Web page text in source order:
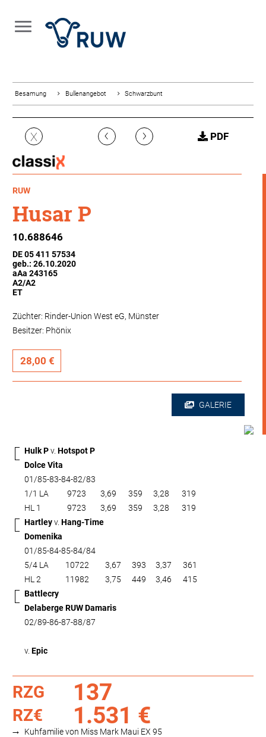
Besamung Bullenangebot Schwarzbunt
X ‹ › PDF
RUW
Husar P
10.688646
DE 05 411 57534
geb.: 26.10.2020
aAa 243165
A2/A2
ET
Züchter: Rinder-Union West eG, Münster
Besitzer: Phönix
28,00 €
GALERIE
Hulk Pv. Hotspot P
Dolce Vita
01/85-83-84-82/83
1/1 LA
9723 3,69 359 3,28
319
HL 1
9723 3,69 359 3,28
319
Hartleyv. Hang-Time
Domenika
01/85-84-85-84/84
5/4 LA
10722 3,67 393 3,37
361
HL 2
11982 3,75 449 3,46
415
Battlecry
Delaberge RUW Damaris
02/89-86-87-88/87
v. Epic
RZG 137
RZ€ 1.531 €
Kuhfamilie von Miss Mark Maui EX 95